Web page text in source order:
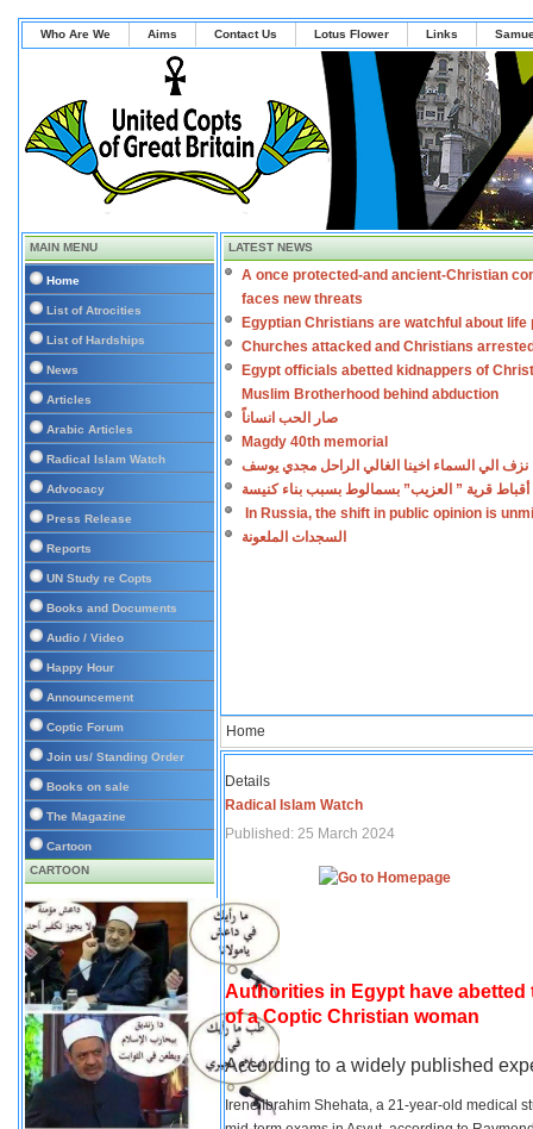
Who Are We Aims Contact Us Lotus Flower Links
MAIN MENU
Home
List of Atrocities
List of Hardships
News
Articles
Arabic Articles
Radical Islam Watch
Advocacy
Press Release
Reports
UN Study re Copts
Books and Documents
Audio / Video
Happy Hour
Announcement
Coptic Forum
Join us/ Standing Order
Books on sale
The Magazine
Cartoon
CARTOON
LATEST NEWS
A once protected-and ancient-Christian
faces new threats
Egyptian Christians are watchful about life
Churches attacked and Christians
Egypt officials abetted kidnappers of
Muslim Brotherhood behind abduction
صار الحب انساناً
Magdy 40th memorial
نزف الي السماء اخينا الغالي الراحل مجدي يوسف
أقباط قرية ” العزيب” بسمالوط بسبب بناء كنيسة
In Russia, the shift in public opinion is
السجدات الملعونة
Home
Details
Radical Islam Watch
Published: 25 March 2024
Authorities in Egypt have
of a Coptic Christian woman
According to a widely published
Irene Ibrahim Shehata, a 21-year-old medical